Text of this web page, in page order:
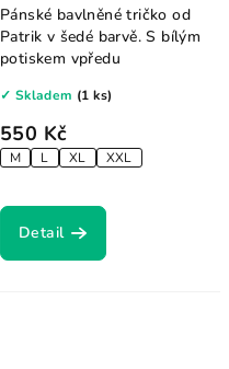
550 Kč
M L XL XXL
✓ Skladem (1 ks)
Detail
Pánské bavlněné tričko od
Patrik v šedé barvě. S bílým
potiskem vpředu